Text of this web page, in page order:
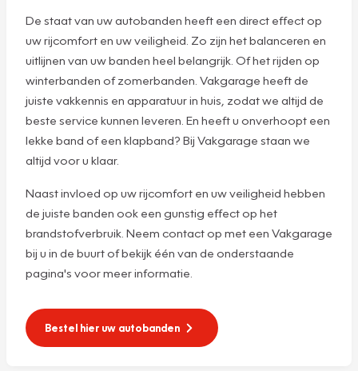
De staat van uw autobanden heeft een direct effect op
uw rijcomfort en uw veiligheid. Zo zijn het balanceren en
uitlijnen van uw banden heel belangrijk. Of het rijden op
winterbanden of zomerbanden. Vakgarage heeft de
juiste vakkennis en apparatuur in huis, zodat we altijd de
beste service kunnen leveren. En heeft u onverhoopt een
lekke band of een klapband? Bij Vakgarage staan we
altijd voor u klaar.
Naast invloed op uw rijcomfort en uw veiligheid hebben
de juiste banden ook een gunstig effect op het
brandstofverbruik. Neem contact op met een Vakgarage
bij u in de buurt of bekijk één van de onderstaande
pagina's voor meer informatie.
Bestel hier uw autobanden